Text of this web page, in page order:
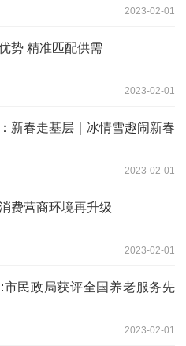
2023-02-01
势 精准匹配供需
2023-02-01
新春走基层｜冰情雪趣闹新春
2023-02-01
费营商环境再升级
2023-02-01
市民政局获评全国养老服务先
2023-02-01